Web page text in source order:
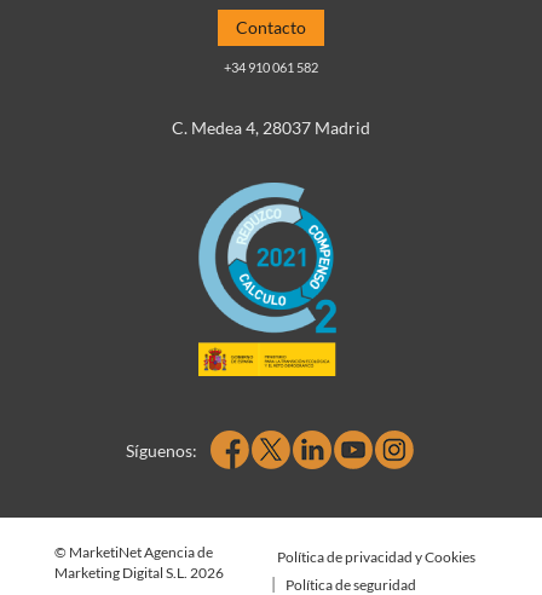
Contacto
+34 910 061 582
C. Medea 4, 28037 Madrid
Síguenos:
© MarketiNet Agencia de
Marketing Digital S.L. 2026
Política de privacidad y Cookies
| Política de seguridad